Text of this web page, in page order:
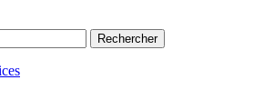
Rechercher